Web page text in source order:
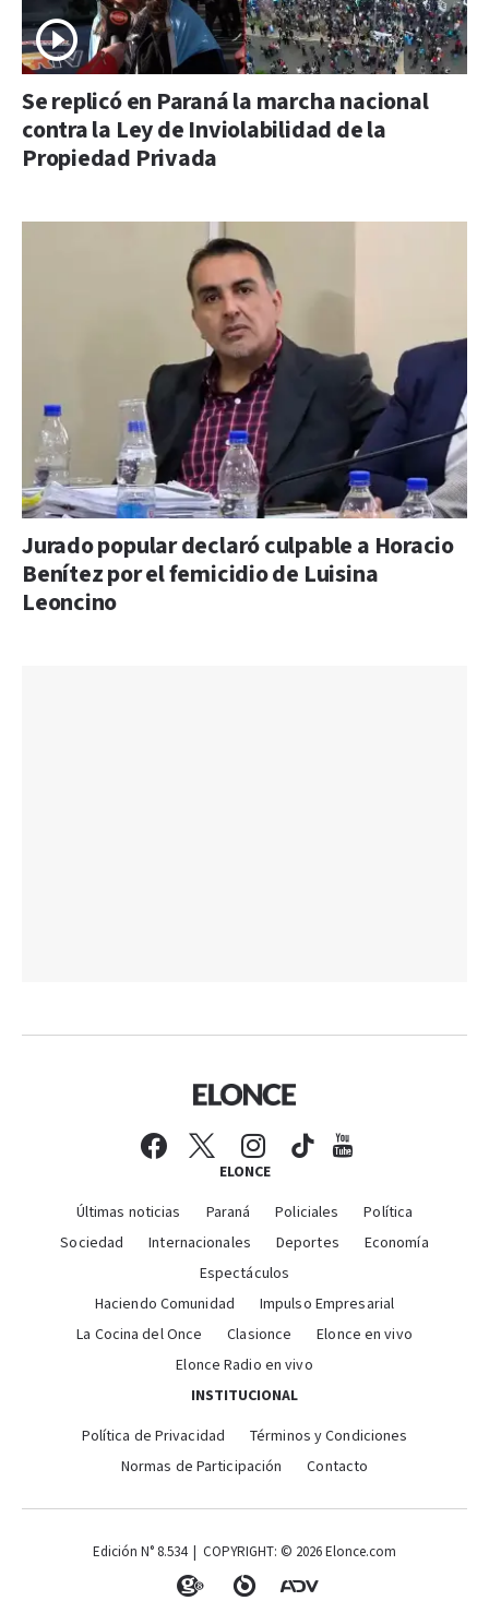
Se replicó en Paraná la marcha nacional
contra la Ley de Inviolabilidad de la
Propiedad Privada
Jurado popular declaró culpable a Horacio
Benítez por el femicidio de Luisina
Leoncino
ELONCE
Últimas noticias Paraná Policiales
Política
Sociedad
Internacionales Deportes
Economía
Espectáculos
Haciendo Comunidad
Impulso Empresarial
La Cocina del Once
Clasionce
Elonce en vivo
Elonce Radio en vivo
INSTITUCIONAL
Política de Privacidad
Términos y Condiciones
Normas de Participación
Contacto
Edición N° 8.534 | COPYRIGHT: © 2026 Elonce.com